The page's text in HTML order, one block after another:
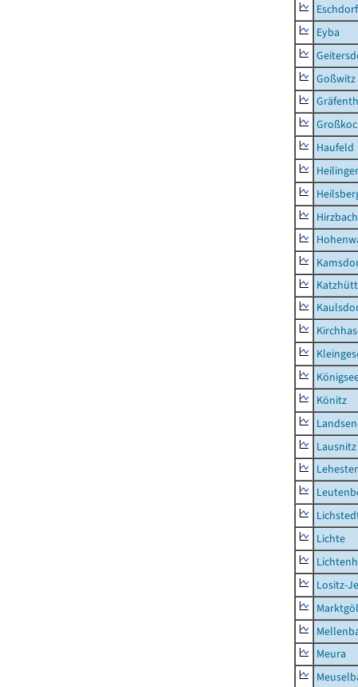
Eschdorf
Eyba
Goßwitz
Haufeld
Hirzbach
Könitz
Lichte
Lositz-
Meura